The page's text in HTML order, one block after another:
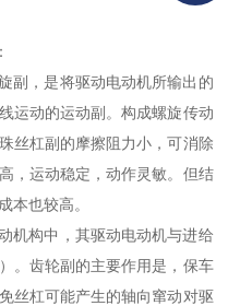
，是将驱动电动机所输出的
运动的运动副。构成螺旋传动
丝杠副的摩擦阻力小，可消除
，运动稳定，动作灵敏。但结
本也较高。
构中，其驱动电动机与进给
。齿轮副的主要作用是，保车
丝杠可能产生的轴向窜动对驱